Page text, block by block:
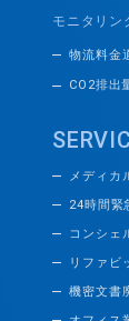
モニタリン
物流料金
CO2排出
メディカ
24時間緊
コンシェ
リファビ
機密文書